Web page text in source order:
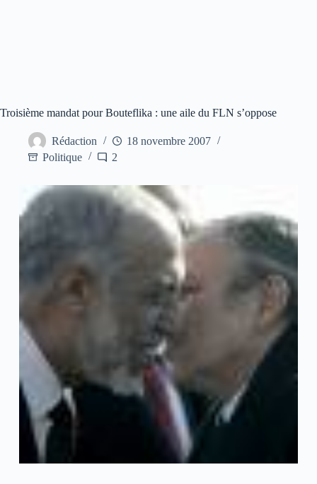
Troisième mandat pour Bouteflika : une aile du FLN s’oppose
Rédaction
18 novembre 2007
Politique
2